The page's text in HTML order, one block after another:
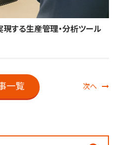
する生産管理・分析ツール
一覧 次へ